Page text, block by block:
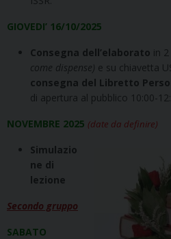
GIOVEDI’ 16/10/2025
Consegna dell’elaborato in
come dispense) e su chiavetta
consegna del Libretto
di apertura al pubblico 10:00-
NOVEMBRE 2025 (date da definire)
Simulazio
ne di
lezione
Secondo gruppo
SABATO